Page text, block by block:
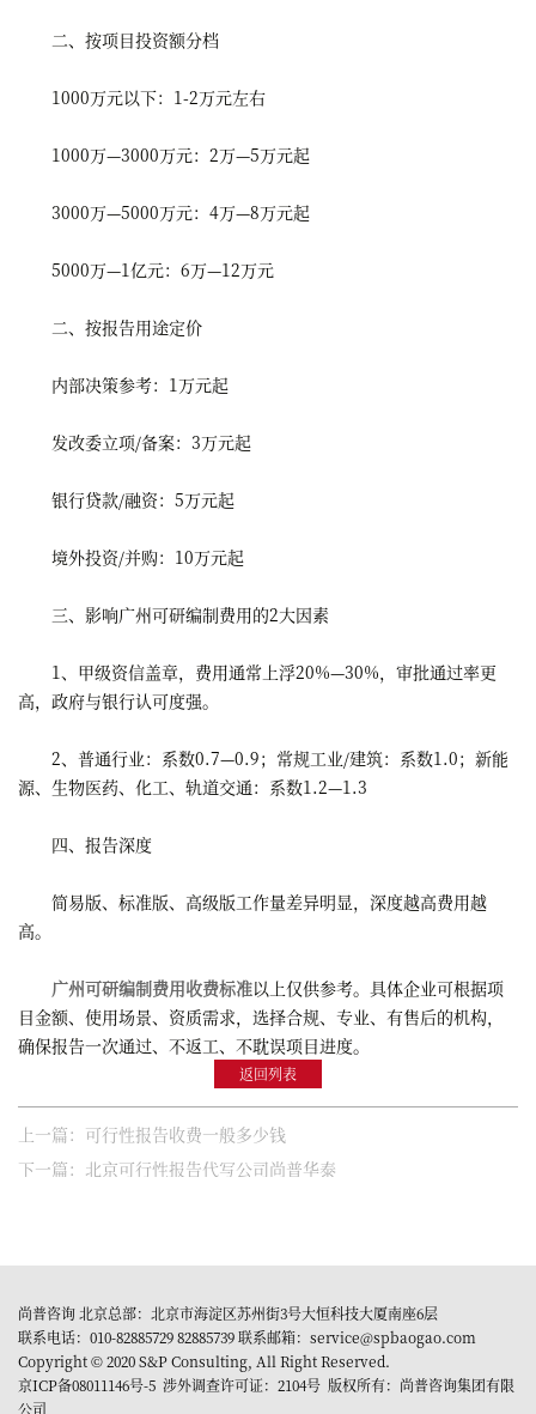
二、按项目投资额分档
1000万元以下：1-2万元左右
1000万—3000万元：2万—5万元起
3000万—5000万元：4万—8万元起
5000万—1亿元：6万—12万元
二、按报告用途定价
内部决策参考：1万元起
发改委立项/备案：3万元起
银行贷款/融资：5万元起
境外投资/并购：10万元起
三、影响广州可研编制费用的2大因素
1、甲级资信盖章，费用通常上浮20%—30%，审批通过率更
高，政府与银行认可度强。
2、普通行业：系数0.7—0.9；常规工业/建筑：系数1.0；新能
源、生物医药、化工、轨道交通：系数1.2—1.3
四、报告深度
简易版、标准版、高级版工作量差异明显，深度越高费用越
高。
广州可研编制费用收费标准以上仅供参考。具体企业可根据项
目金额、使用场景、资质需求，选择合规、专业、有售后的机构，
确保报告一次通过、不返工、不耽误项目进度。
返回列表
上一篇：可行性报告收费一般多少钱
下一篇：北京可行性报告代写公司尚普华泰​
尚普咨询 北京总部：北京市海淀区苏州街3号大恒科技大厦南座6层
联系电话：010-82885729 82885739 联系邮箱：service@spbaogao.com
Copyright © 2020 S&P Consulting, All Right Reserved.
京ICP备08011146号-5 涉外调查许可证：2104号 版权所有：尚普咨询集团有限
公司